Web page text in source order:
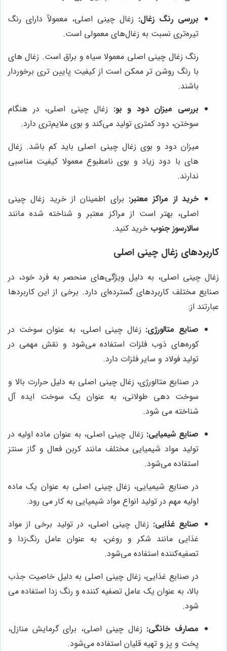
بررسی رنگ زغال: زغال چینی اصلی، معمولاً دارای رنگ
تیره‌تری نسبت به زغال‌های معمولی است.
رنگ زغال چینی اصلی معمولا سیاه و براق است. زغال های
با رنگ روشن تر ممکن است از کیفیت پایین تری برخوردار
باشند.
بررسی میزان دود و بو: زغال چینی اصلی، در هنگام
سوختن، دود کمتری تولید می‌کند و بوی ملایم‌تری دارد.
میزان دود و بوی زغال چینی اصلی باید کم باشد. زغال
های با دود زیاد و بوی نامطبوع معمولا کیفیت مناسبی
ندارند.
خرید از مراکز معتبر: برای اطمینان از خرید زغال چینی
اصلی، بهتر است از مراکز معتبر و شناخته شده مانند
سالارسوز جنوب خرید کنید.
کاربردهای زغال چینی اصلی
زغال چینی اصلی، به دلیل ویژگی‌های منحصر به فرد خود، در
صنایع مختلف کاربردهای گسترده‌ای دارد. برخی از این کاربردها
عبارتند از:
صنایع متالورژی: زغال چینی اصلی، به عنوان سوخت در
کوره‌های ذوب فلزات استفاده می‌شود و نقش مهمی در
تولید فولاد و سایر فلزات دارد.
در صنایع متالورژی، زغال چینی اصلی به دلیل حرارت بالا و
سوخت دهی طولانی، به عنوان یک سوخت ایده آل
شناخته می شود.
صنایع شیمیایی: زغال چینی اصلی، به عنوان ماده اولیه در
تولید مواد شیمیایی مختلف مانند کربن فعال و گاز سنتز
استفاده می‌شود.
در صنایع شیمیایی، زغال چینی اصلی به عنوان یک ماده
اولیه مهم در تولید انواع مواد شیمیایی به کار می رود.
صنایع غذایی: زغال چینی اصلی، در تولید برخی از مواد
غذایی مانند شکر و روغن، به عنوان عامل رنگ‌زدا و
تصفیه‌کننده استفاده می‌شود.
در صنایع غذایی، زغال چینی اصلی به دلیل خاصیت جذب
بالا، به عنوان یک عامل تصفیه کننده و رنگ زدا استفاده می
شود.
مصارف خانگی: زغال چینی اصلی، برای گرمایش منازل،
پخت و پز و تهیه قلیان استفاده می‌شود.